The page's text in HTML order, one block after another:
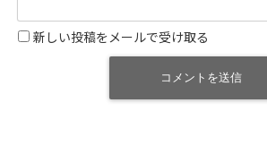
新しい投稿をメールで受け取る